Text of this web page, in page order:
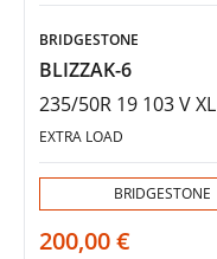
BRIDGESTONE
BLIZZAK-6
235/50R 19 103 V XL
EXTRA LOAD
BRIDGESTONE
200,00 €